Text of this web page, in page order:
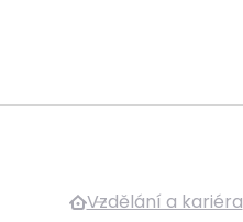
Vzdělání a kariéra